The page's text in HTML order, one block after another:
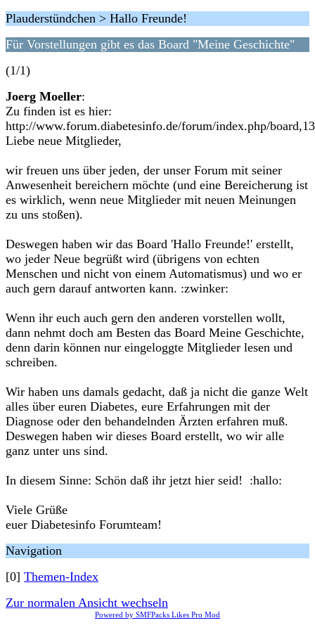
Plauderstündchen > Hallo Freunde!
Für Vorstellungen gibt es das Board "Meine Geschichte"
(1/1)
Joerg Moeller:
Zu finden ist es hier:
http://www.forum.diabetesinfo.de/forum/index.php/
Liebe neue Mitglieder,
wir freuen uns über jeden, der unser Forum mit seiner
Anwesenheit bereichern möchte (und eine Bereicherung ist
es wirklich, wenn neue Mitglieder mit neuen Meinungen
zu uns stoßen).
Deswegen haben wir das Board 'Hallo Freunde!' erstellt,
wo jeder Neue begrüßt wird (übrigens von echten
Menschen und nicht von einem Automatismus) und wo er
auch gern darauf antworten kann. :zwinker:
Wenn ihr euch auch gern den anderen vorstellen wollt,
dann nehmt doch am Besten das Board Meine Geschichte,
denn darin können nur eingeloggte Mitglieder lesen und
schreiben.
Wir haben uns damals gedacht, daß ja nicht die ganze Welt
alles über euren Diabetes, eure Erfahrungen mit der
Diagnose oder den behandelnden Ärzten erfahren muß.
Deswegen haben wir dieses Board erstellt, wo wir alle
ganz unter uns sind.
In diesem Sinne: Schön daß ihr jetzt hier seid! :hallo:
Viele Grüße
euer Diabetesinfo Forumteam!
Navigation
[0] Themen-Index
Zur normalen Ansicht wechseln
Powered by SMFPacks Likes Pro Mod